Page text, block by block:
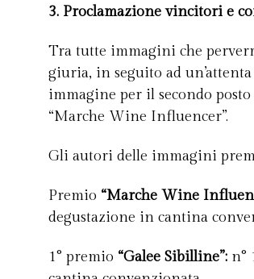
3. Proclamazione vincitori e
Tra tutte immagini che
giuria, in seguito ad
immagine per il secondo
“Marche Wine Influencer”.
Gli autori delle immagini
Premio “Marche Wine
degustazione in cantina
1° premio “Galee Sibilline”: n°